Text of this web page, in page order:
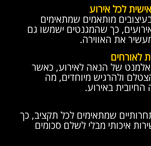
לכל אירוע
מותאמים שמתאימים
כך שהמגנטים ישמשו גם
את האווירה.
לאורחים
אלמנט של הנאה לאירוע, כאשר
ולהרגיש מיוחדים, מה
החיובית באירוע.
שמתאימים לכל תקציב, כך
איכותי מבלי לשלם סכומים